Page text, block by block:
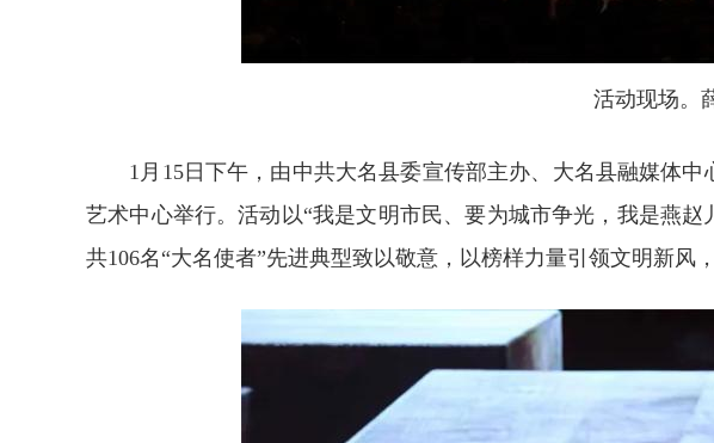
活动现场。
1月15日下午，由中共大名县委宣传部主办、大名县融媒体中
艺术中心举行。活动以“我是文明市民、要为城市争光，我是燕
共106名“大名使者”先进典型致以敬意，以榜样力量引领文明新风